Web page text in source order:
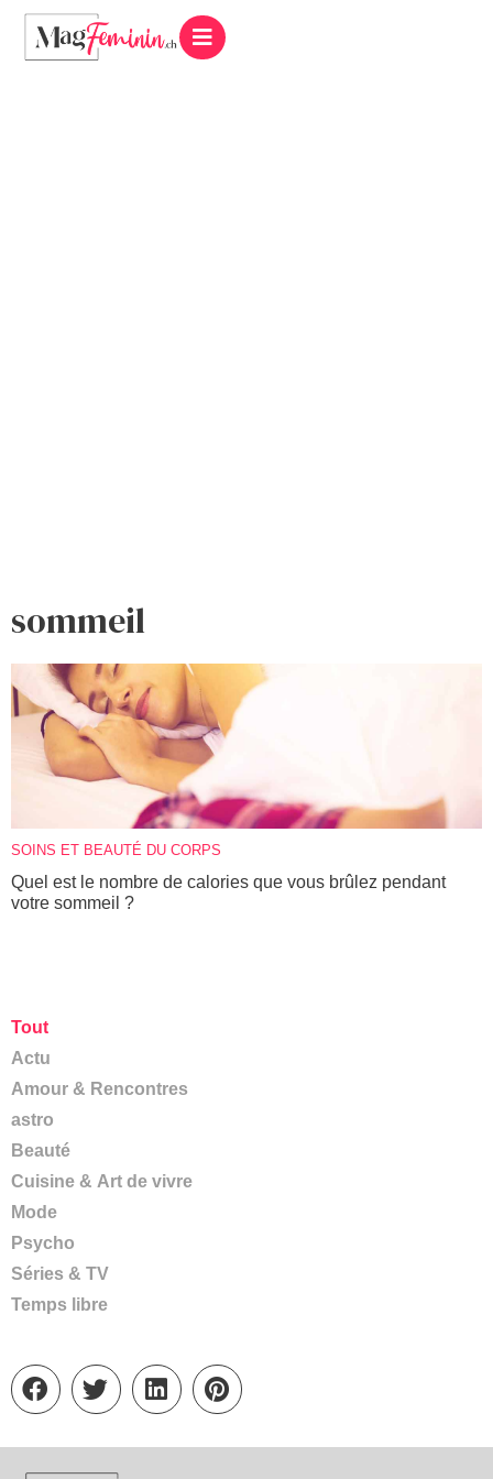
sommeil
SOINS ET BEAUTÉ DU CORPS
Quel est le nombre de calories que vous brûlez pendant
votre sommeil ?
Actu
Amour & Rencontres
astro
Beauté
Cuisine & Art de vivre
Mode
Psycho
Séries & TV
Temps libre
Tout